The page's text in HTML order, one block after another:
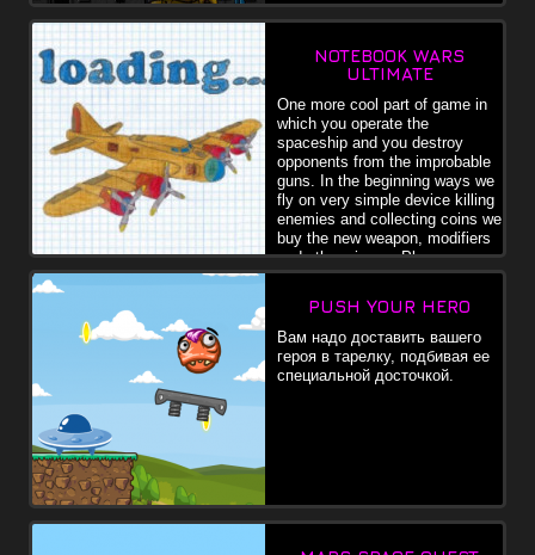
NOTEBOOK WARS
ULTIMATE
One more cool part of game in
which you operate the
spaceship and you destroy
opponents from the improbable
guns. In the beginning ways we
fly on very simple device killing
enemies and collecting coins we
buy the new weapon, modifiers
and other pieces. Pl
PUSH YOUR HERO
Вам надо доставить вашего
героя в тарелку, подбивая ее
специальной досточкой.